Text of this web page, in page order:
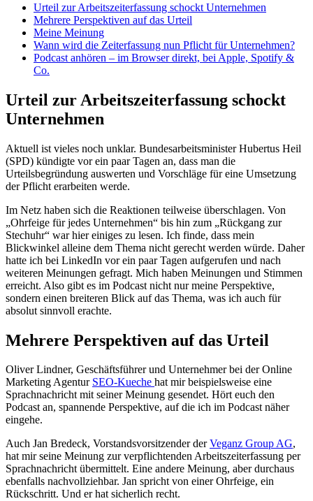
Urteil zur Arbeitszeiterfassung schockt Unternehmen
Mehrere Perspektiven auf das Urteil
Meine Meinung
Wann wird die Zeiterfassung nun Pflicht für Unternehmen?
Podcast anhören – im Browser direkt, bei Apple, Spotify &
Co.
Urteil zur Arbeitszeiterfassung schockt
Unternehmen
Aktuell ist vieles noch unklar. Bundesarbeitsminister Hubertus Heil
(SPD) kündigte vor ein paar Tagen an, dass man die
Urteilsbegründung auswerten und Vorschläge für eine Umsetzung
der Pflicht erarbeiten werde.
Im Netz haben sich die Reaktionen teilweise überschlagen. Von
„Ohrfeige für jedes Unternehmen“ bis hin zum „Rückgang zur
Stechuhr“ war hier einiges zu lesen. Ich finde, dass mein
Blickwinkel alleine dem Thema nicht gerecht werden würde. Daher
hatte ich bei LinkedIn vor ein paar Tagen aufgerufen und nach
weiteren Meinungen gefragt. Mich haben Meinungen und Stimmen
erreicht. Also gibt es im Podcast nicht nur meine Perspektive,
sondern einen breiteren Blick auf das Thema, was ich auch für
absolut sinnvoll erachte.
Mehrere Perspektiven auf das Urteil
Oliver Lindner, Geschäftsführer und Unternehmer bei der Online
Marketing Agentur SEO-Kueche hat mir beispielsweise eine
Sprachnachricht mit seiner Meinung gesendet. Hört euch den
Podcast an, spannende Perspektive, auf die ich im Podcast näher
eingehe.
Auch Jan Bredeck, Vorstandsvorsitzender derVeganz Group AG,
hat mir seine Meinung zur verpflichtenden Arbeitszeiterfassung per
Sprachnachricht übermittelt. Eine andere Meinung, aber durchaus
ebenfalls nachvollziehbar. Jan spricht von einer Ohrfeige, ein
Rückschritt. Und er hat sicherlich recht.